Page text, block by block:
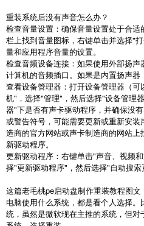
重装系统后没有声音怎么办？
检查音量设置：确保音量设置处于合
栏上找到音量图标，右键单击并选择"
量和应用程序音量的设置。
检查音频设备连接：如果使用外部扬
计算机的音频插口。如果是内置扬声器
查看设备管理器：打开设备管理器（可
机" ，选择"管理" ，然后选择"设备管理器
器"下是否有声卡驱动程序，并确保没
或警告符号，可能需要更新或重新安
造商的官方网站或声卡制造商的网站
新驱动程序。
更新驱动程序：右键单击"声音、视频
择"更新驱动程序" ，然后选择"自动搜
这篇老毛桃pe启动盘制作重装教程图
电脑使用什么系统，都是看个人选择
统，虽然是微软现在主推的系统，但